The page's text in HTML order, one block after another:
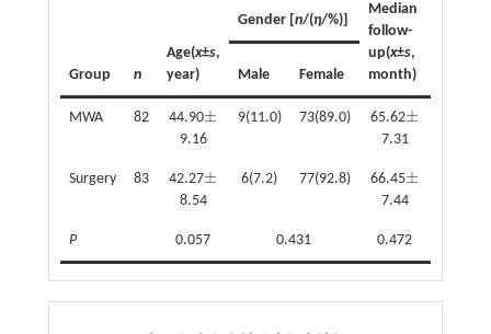
Group n
Age(x±s,
year)
Gender [n/(η/%)]
Median
follow-
up(x±s,
month)
Male Female
MWA 82 44.90±
±
9.16
9(11.0) 73(89.0) 65.62±
±
7.31
Surgery 83 42.27±
±
8.54
6(7.2) 77(92.8) 66.45±
±
7.44
P 0.057 0.431 0.472